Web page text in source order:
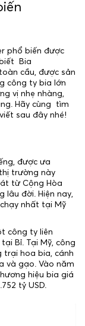
phổ biến được
Bia
cầu, được sản
công ty bia lớn
vị nhẹ nhàng,
Hãy cùng tìm
sau đây nhé!
được ưa
trường này
từ Cộng Hòa
lâu đời. Hiện nay,
nhất tại Mỹ
công ty liên
Bỉ. Tại Mỹ, công
trại hoa bia, cánh
và gạo. Vào năm
hiệu bia giá
tỷ USD.